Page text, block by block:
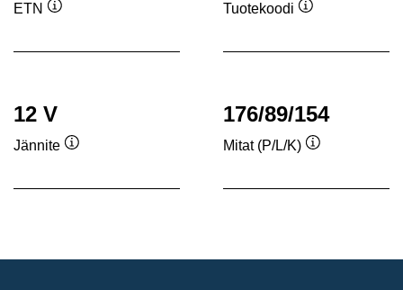
ETN
Tuotekoodi
12 V
Jännite
176/89/154
Mitat (P/L/K)